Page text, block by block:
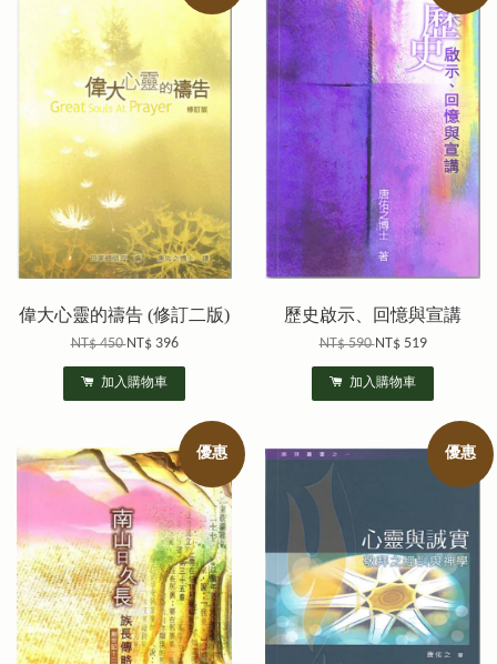
偉大心靈的禱告 (修訂二版)
NT$ 450NT$ 396
加入購物車
歷史啟示、回憶與宣講
NT$ 590NT$ 519
加入購物車
優惠 優惠